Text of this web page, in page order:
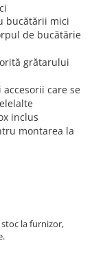
bucătării mici
de bucătărie
grătarului
care se
inclus
montarea la
la furnizor,